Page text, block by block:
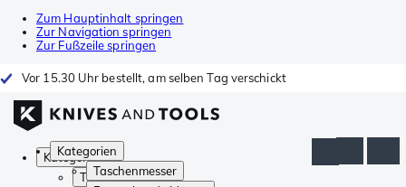
Zum Hauptinhalt springen
Zur Navigation springen
Zur Fußzeile springen
Vor 15.30 Uhr bestellt, am selben Tag verschickt
Kategorien
Taschenmesser
Kategorien
Taschenmesser